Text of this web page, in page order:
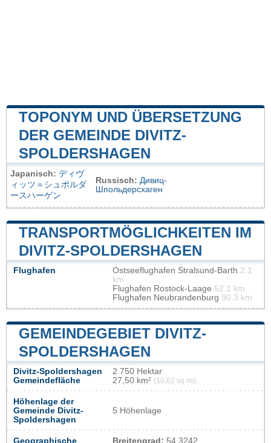
TOPONYM UND ÜBERSETZUNG
DER GEMEINDE DIVITZ-
SPOLDERSHAGEN
Japanisch: ディヴ
ィッツ＝シュポルダ
ースハーゲン
Russisch: Дивиц-
Шпольдерсхаген
TRANSPORTMÖGLICHKEITEN IM
DIVITZ-SPOLDERSHAGEN
Flughafen Ostseeflughafen Stralsund-Barth 2.1
km
Flughafen Rostock-Laage 52.1 km
Flughafen Neubrandenburg 90.3 km
GEMEINDEGEBIET DIVITZ-
SPOLDERSHAGEN
Divitz-Spoldershagen
Gemeindefläche
2 750 Hektar
27,50 km² (10,62 sq mi)
Höhenlage der
Gemeinde Divitz-
Spoldershagen
5 Höhenlage
Geographische Breitengrad: 54.3242